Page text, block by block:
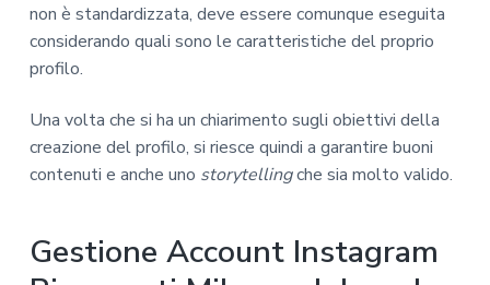
non è standardizzata, deve essere comunque eseguita
considerando quali sono le caratteristiche del proprio
profilo.
Una volta che si ha un chiarimento sugli obiettivi della
creazione del profilo, si riesce quindi a garantire buoni
contenuti e anche uno storytellingche sia molto valido.
Gestione Account Instagram